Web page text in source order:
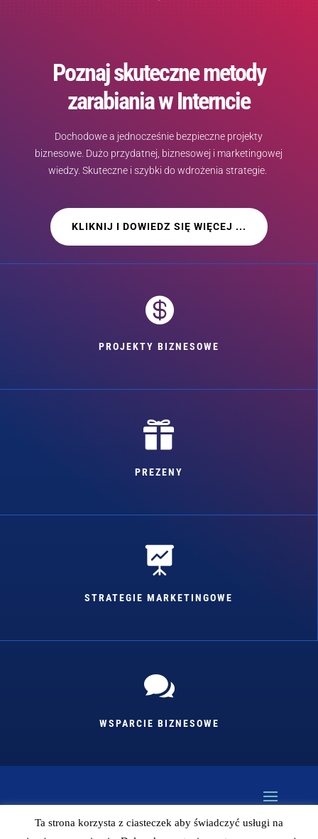
Poznaj skuteczne metody
zarabiania w Interncie
Dochodowe a jednocześnie bezpieczne projekty
biznesowe. Dużo przydatnej, biznesowej i marketingowej
wiedzy. Skuteczne i szybki do wdrożenia strategie.
KLIKNIJ I DOWIEDZ SIĘ WIĘCEJ ...

PROJEKTY BIZNESOWE

PREZENY

STRATEGIE MARKETINGOWE

WSPARCIE BIZNESOWE
Ta strona korzysta z ciasteczek aby świadczyć usługi na